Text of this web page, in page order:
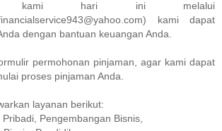
kami hari ini melalui
kami dapat
dengan bantuan keuangan Anda.
permohonan pinjaman, agar kami dapat
proses pinjaman Anda.
layanan berikut:
Pengembangan Bisnis,